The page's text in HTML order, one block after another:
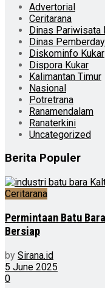
Advertorial
Ceritarana
Dinas Pariwisata
Dinas
Diskominfo Kukar
Dispora Kukar
Kalimantan Timur
Nasional
Potretrana
Ranamendalam
Ranaterkini
Uncategorized
Berita Populer
Ceritarana
Permintaan Batu
Bersiap
by Sirana.id
5 June 2025
0